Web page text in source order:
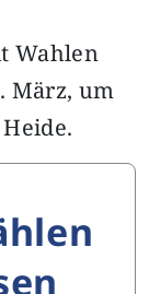
Wahlen
März, um